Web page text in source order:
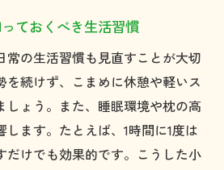
ておくべき生活習慣
常の生活習慣も見直すことが大切
を続けず、こまめに休憩や軽いス
しょう。また、睡眠環境や枕の高
ます。たとえば、1時間に1度は
だけでも効果的です。こうした小